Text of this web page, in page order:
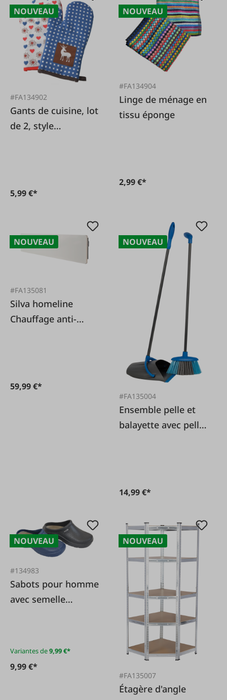
NOUVEAU
#FA134902
Gants de cuisine, lot
de 2, style
5,99 €*
NOUVEAU
#FA134904
Linge de ménage en
tissu éponge
2,99 €*
NOUVEAU
#FA135081
Silva homeline
Chauffage anti-
59,99 €*
NOUVEAU
#FA135004
Ensemble pelle et
balayette avec pelle
14,99 €*
NOUVEAU
#134983
Sabots pour homme
avec semelle
Variantes de9,99 €*
9,99 €*
NOUVEAU
#FA135007
Étagère d'angle